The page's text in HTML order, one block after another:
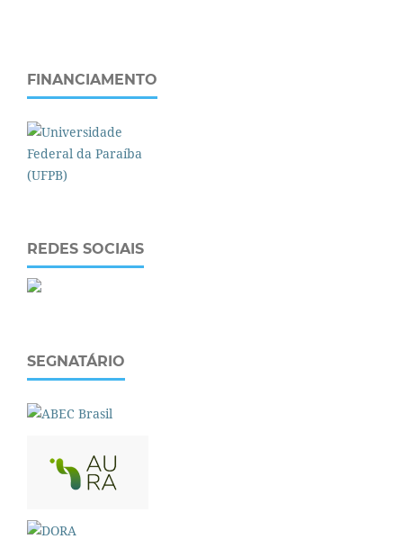
FINANCIAMENTO
REDES SOCIAIS
SEGNATÁRIO